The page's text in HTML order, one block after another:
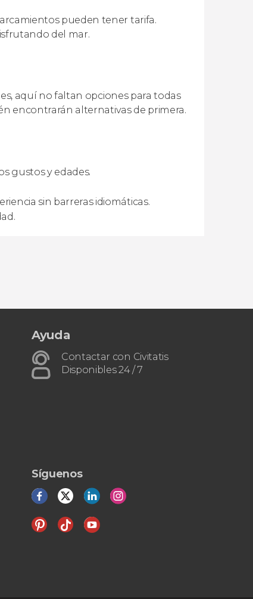
pueden tener tarifa.
del mar.
aquí no faltan opciones para todas
encontrarán alternativas de primera.
gustos y edades.
sin barreras idiomáticas.
Ayuda
Contactar con Civitatis
Disponibles 24 / 7
Síguenos